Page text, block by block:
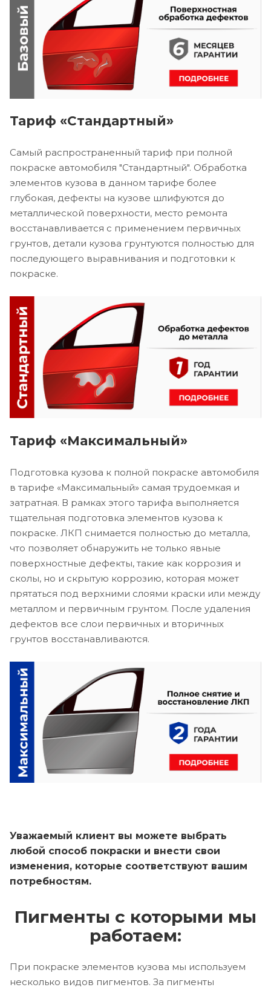
Тариф «Стандартный»
Самый распространенный тариф при полной
покраске автомобиля "Стандартный". Обработка
элементов кузова в данном тарифе более
глубокая, дефекты на кузове шлифуются до
металлической поверхности, место ремонта
восстанавливается с применением первичных
грунтов, детали кузова грунтуются полностью для
последующего выравнивания и подготовки к
покраске.
Тариф «Максимальный»
Подготовка кузова к полной покраске автомобиля
в тарифе «Максимальный» самая трудоемкая и
затратная. В рамках этого тарифа выполняется
тщательная подготовка элементов кузова к
покраске. ЛКП снимается полностью до металла,
что позволяет обнаружить не только явные
поверхностные дефекты, такие как коррозия и
сколы, но и скрытую коррозию, которая может
прятаться под верхними слоями краски или между
металлом и первичным грунтом. После удаления
дефектов все слои первичных и вторичных
грунтов восстанавливаются.
Уважаемый клиент вы можете выбрать
любой способ покраски и внести свои
изменения, которые соответствуют вашим
потребностям.
Пигменты с которыми мы
работаем:
При покраске элементов кузова мы используем
несколько видов пигментов. За пигменты